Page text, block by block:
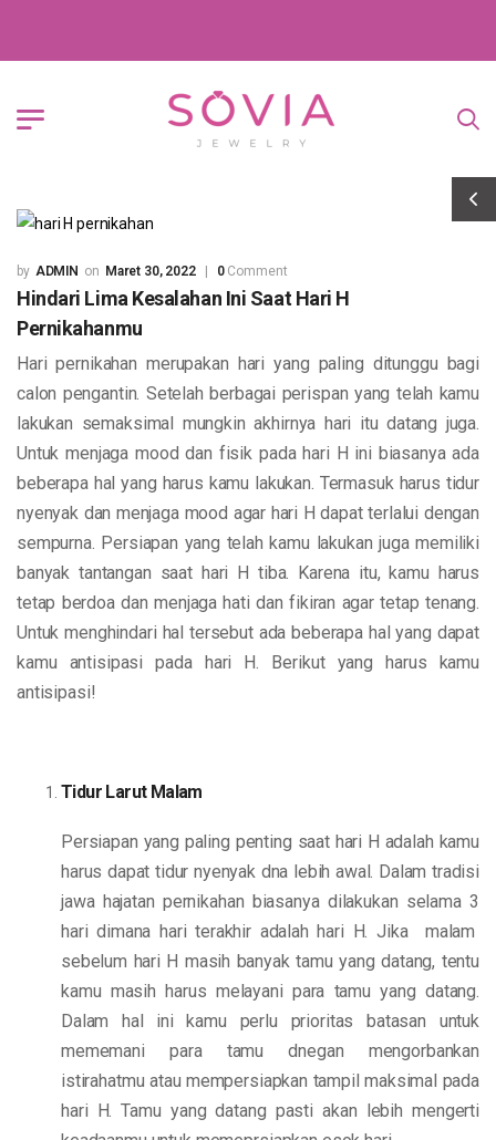
ADMIN Maret 30, 2022 0Comment
Hindari Lima Kesalahan Ini Saat Hari H
Pernikahanmu
Hari pernikahan merupakan hari yang paling ditunggu bagi
calon pengantin. Setelah berbagai perispan yang telah kamu
lakukan semaksimal mungkin akhirnya hari itu datang juga.
Untuk menjaga mood dan fisik pada hari H ini biasanya ada
beberapa hal yang harus kamu lakukan. Termasuk harus tidur
nyenyak dan menjaga mood agar hari H dapat terlalui dengan
sempurna. Persiapan yang telah kamu lakukan juga memiliki
banyak tantangan saat hari H tiba. Karena itu, kamu harus
tetap berdoa dan menjaga hati dan fikiran agar tetap tenang.
Untuk menghindari hal tersebut ada beberapa hal yang dapat
kamu antisipasi pada hari H. Berikut yang harus kamu
antisipasi!
Tidur Larut Malam
Persiapan yang paling penting saat hari H adalah kamu
harus dapat tidur nyenyak dna lebih awal. Dalam tradisi
jawa hajatan pernikahan biasanya dilakukan selama 3
hari dimana hari terakhir adalah hari H. Jika malam
sebelum hari H masih banyak tamu yang datang, tentu
kamu masih harus melayani para tamu yang datang.
Dalam hal ini kamu perlu prioritas batasan untuk
mememani para tamu dnegan mengorbankan
istirahatmu atau mempersiapkan tampil maksimal pada
hari H. Tamu yang datang pasti akan lebih mengerti